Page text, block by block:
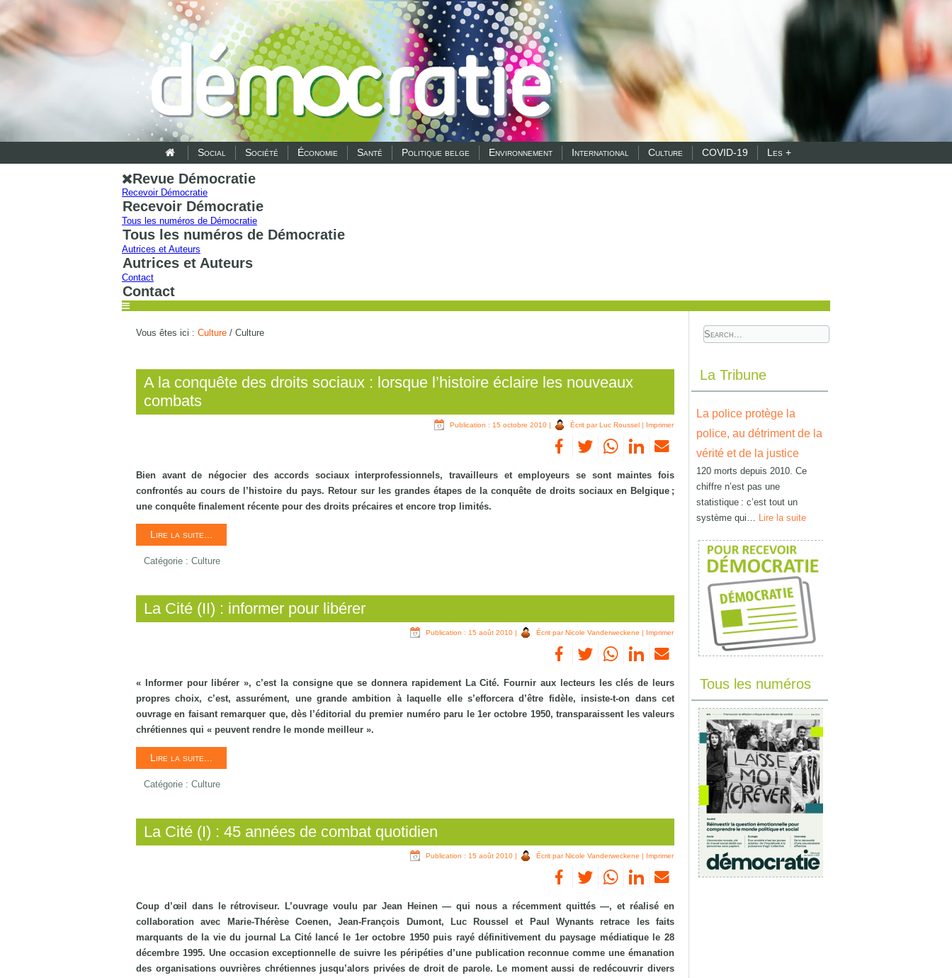
Social Société Économie Santé Politique belge Environnement International Culture COVID-19 Les +
Revue Démocratie
Recevoir Démocratie
Recevoir Démocratie
Tous les numéros de Démocratie
Tous les numéros de Démocratie
Autrices et Auteurs
Autrices et Auteurs
Contact
Contact
Vous êtes ici : Culture / Culture
A la conquête des droits sociaux : lorsque l’histoire éclaire les nouveaux
combats
Publication : 15 octobre 2010 | Écrit par Luc Roussel | Imprimer
Bien avant de négocier des accords sociaux interprofessionnels, travailleurs et employeurs se sont maintes fois
confrontés au cours de l’histoire du pays. Retour sur les grandes étapes de la conquête de droits sociaux en Belgique ;
une conquête finalement récente pour des droits précaires et encore trop limités.
Lire la suite...
Catégorie : Culture
La Cité (II) : informer pour libérer
Publication : 15 août 2010 | Écrit par Nicole Vanderweckene | Imprimer
« Informer pour libérer », c’est la consigne que se donnera rapidement La Cité. Fournir aux lecteurs les clés de leurs
propres choix, c’est, assurément, une grande ambition à laquelle elle s’efforcera d’être fidèle, insiste-t-on dans cet
ouvrage en faisant remarquer que, dès l’éditorial du premier numéro paru le 1er octobre 1950, transparaissent les valeurs
chrétiennes qui « peuvent rendre le monde meilleur ».
Lire la suite...
Catégorie : Culture
La Cité (I) : 45 années de combat quotidien
Publication : 15 août 2010 | Écrit par Nicole Vanderweckene | Imprimer
Coup d’œil dans le rétroviseur. L’ouvrage voulu par Jean Heinen — qui nous a récemment quittés —, et réalisé en
collaboration avec Marie-Thérèse Coenen, Jean-François Dumont, Luc Roussel et Paul Wynants retrace les faits
marquants de la vie du journal La Cité lancé le 1er octobre 1950 puis rayé définitivement du paysage médiatique le 28
décembre 1995. Une occasion exceptionnelle de suivre les péripéties d’une publication reconnue comme une émanation
des organisations ouvrières chrétiennes jusqu’alors privées de droit de parole. Le moment aussi de redécouvrir divers
La Tribune
La police protège la
police, au détriment de la
vérité et de la justice
120 morts depuis 2010. Ce
chiffre n’est pas une
statistique : c’est tout un
système qui… Lire la suite
Tous les numéros